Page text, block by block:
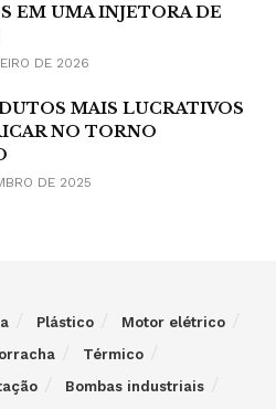
EM UMA INJETORA DE
DE 2026
MAIS LUCRATIVOS
NO TORNO
DE 2025
Plástico
Motor elétrico
Térmico
Bombas industriais